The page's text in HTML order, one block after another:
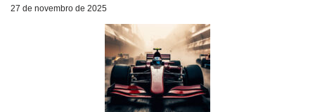
27 de novembro de 2025